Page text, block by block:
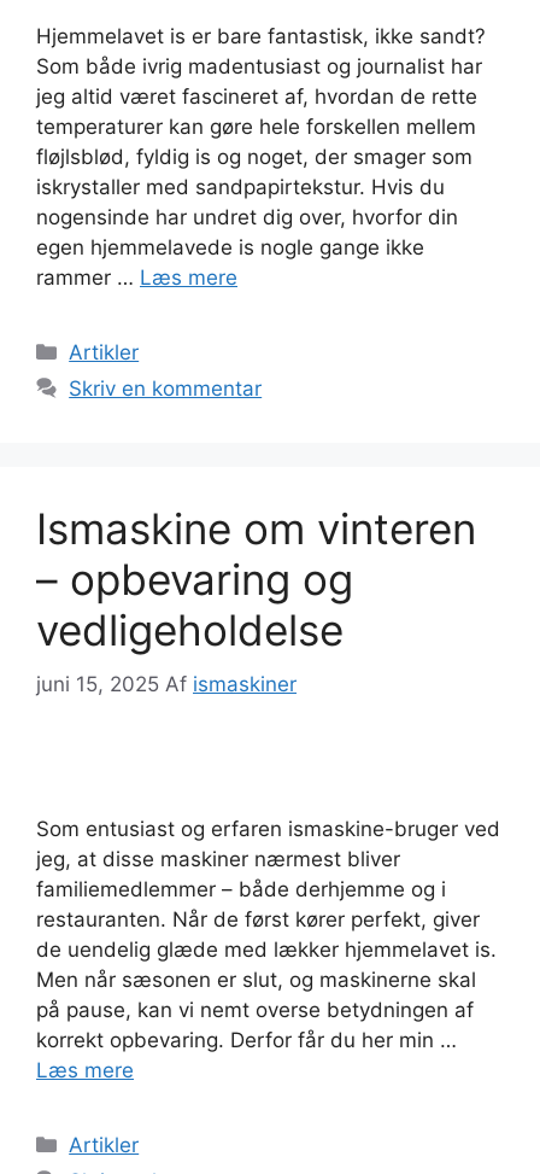
Hjemmelavet is er bare fantastisk, ikke sandt?
Som både ivrig madentusiast og journalist har
jeg altid været fascineret af, hvordan de rette
temperaturer kan gøre hele forskellen mellem
fløjlsblød, fyldig is og noget, der smager som
iskrystaller med sandpapirtekstur. Hvis du
nogensinde har undret dig over, hvorfor din
egen hjemmelavede is nogle gange ikke
rammer … Læs mere
Kategorier
Artikler
Skriv en kommentar
Ismaskine om vinteren
– opbevaring og
vedligeholdelse
juni 15, 2025 Af ismaskiner
Som entusiast og erfaren ismaskine-bruger ved
jeg, at disse maskiner nærmest bliver
familiemedlemmer – både derhjemme og i
restauranten. Når de først kører perfekt, giver
de uendelig glæde med lækker hjemmelavet is.
Men når sæsonen er slut, og maskinerne skal
på pause, kan vi nemt overse betydningen af
korrekt opbevaring. Derfor får du her min …
Læs mere
Kategorier
Artikler